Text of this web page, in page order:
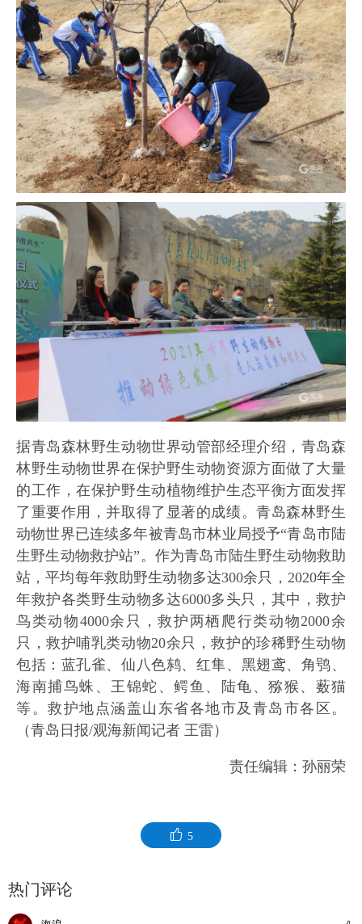
据青岛森林野生动物世界动管部经理介绍，青岛森
林野生动物世界在保护野生动物资源方面做了大量
的工作，在保护野生动植物维护生态平衡方面发挥
了重要作用，并取得了显著的成绩。青岛森林野生
动物世界已连续多年被青岛市林业局授予“青岛市陆
生野生动物救护站”。作为青岛市陆生野生动物救助
站，平均每年救助野生动物多达300余只，2020年全
年救护各类野生动物多达6000多头只，其中，救护
鸟类动物4000余只，救护两栖爬行类动物2000余
只，救护哺乳类动物20余只，救护的珍稀野生动物
包括：蓝孔雀、仙八色鸫、红隼、黑翅鸢、角鸮、
海南捕鸟蛛、王锦蛇、鳄鱼、陆龟、猕猴、薮猫
等。救护地点涵盖山东省各地市及青岛市各区。
（青岛日报/观海新闻记者 王雷）
责任编辑：孙丽荣
5
热门评论